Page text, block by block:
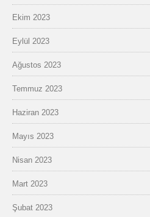
Ekim 2023
Eylül 2023
Ağustos 2023
Temmuz 2023
Haziran 2023
Mayıs 2023
Nisan 2023
Mart 2023
Şubat 2023